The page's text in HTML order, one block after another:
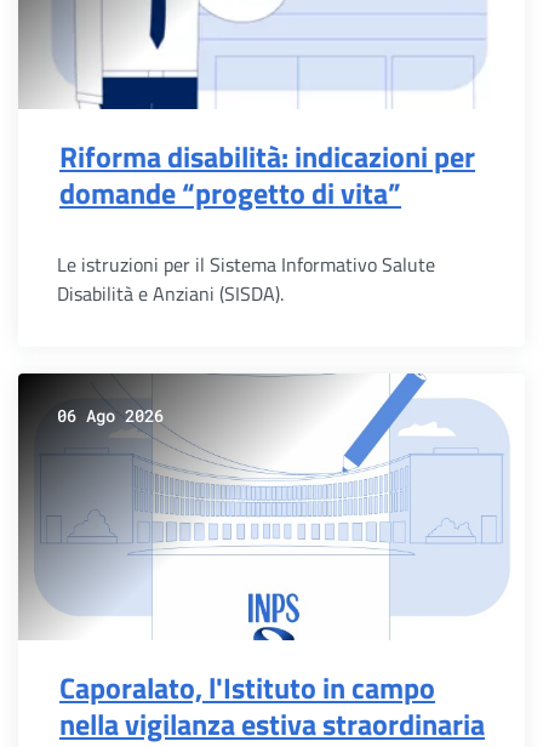
Riforma disabilità: indicazioni per
domande “progetto di vita”
Le istruzioni per il Sistema Informativo Salute
Disabilità e Anziani (SISDA).
06 Ago 2026
Caporalato, l'Istituto in campo
nella vigilanza estiva straordinaria